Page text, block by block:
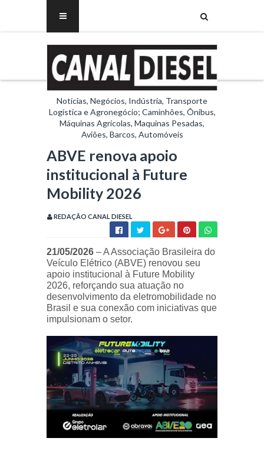
Notícias, Negócios, Indústria, Transporte
Logística e Agronegócio; Caminhões, Ônibus,
Máquinas Agrícolas, Maquinas Pesadas,
Aviões, Barcos, Automóveis
ABVE renova apoio
institucional à Future
Mobility 2026
REDAÇÃO CANAL DIESEL
21/05/2026 – A Associação Brasileira do
Veículo Elétrico (ABVE) renovou seu
apoio institucional à Future Mobility
2026, reforçando sua atuação no
desenvolvimento da eletromobilidade no
Brasil e sua conexão com iniciativas que
impulsionam o setor.